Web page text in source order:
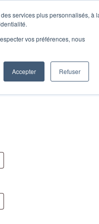
services plus personnalisés, à
vos préférences, nous
Accepter Refuser